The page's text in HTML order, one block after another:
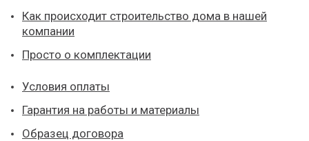
Как происходит строительство дома в нашей
компании
Просто о комплектации
Условия оплаты
Гарантия на работы и материалы
Образец договора